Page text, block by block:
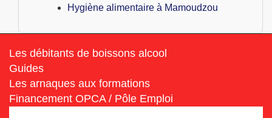
Hygiène alimentaire à Mamoudzou
Les débitants de boissons alcool
Guides
Les arnaques aux formations
Financement OPCA / Pôle Emploi